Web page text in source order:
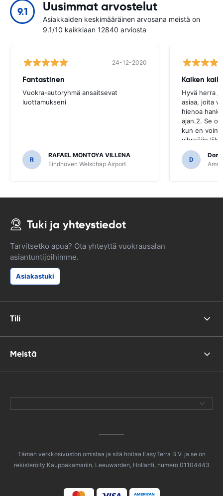
9.1 Uusimmat arvostelut
Asiakkaiden keskimääräinen arvosana meistä on
9.1/10 kaikkiaan 12840 arviosta
24-12-2020
Fantastinen
Vuokra-autoryhmä ansaitsevat
luottamukseni
R
RAFAEL MONTOYA VILLENA
Eindhoven Welschap Airport
Kaiken
Hyvä herra /
asiaa, joita
hienoa
ajan.2. Se
kun en
vihreään
kertoi
auto
jälkeen
valolla,
D
Tuki ja yhteystiedot
Tarvitsetko apua? Ota yhteyttä vuokrausalan
asiantuntijoihimme.
Asiakastuki
Tili
Meistä
Tämän verkkosivuston omistaa ja sitä hoitaa EasyTerra B.V. ja se on
rekisteröity Kauppakamariin, Leeuwarden, Hollanti, numero 01104443